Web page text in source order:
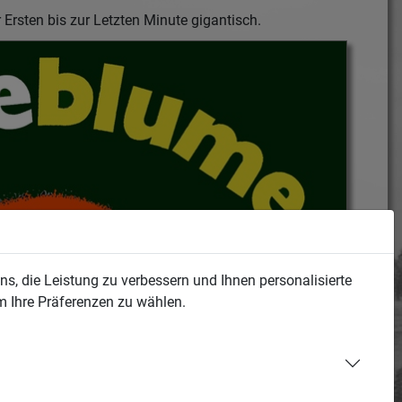
bis zur Letzten Minute gigantisch.
die Leistung zu verbessern und Ihnen personalisierte
Ihre Präferenzen zu wählen.